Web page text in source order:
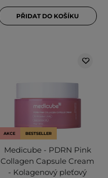
PŘIDAT DO KOŠÍKU
AKCE BESTSELLER
Medicube - PDRN Pink
Collagen Capsule Cream
- Kolagenový pleťový